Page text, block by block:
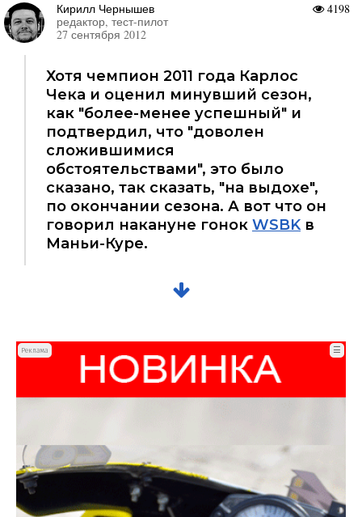
4198
Кирилл Чернышев
редактор, тест-пилот
27 сентября 2012
Хотя чемпион 2011 года Карлос
Чека и оценил минувший сезон,
как "более-менее успешный" и
подтвердил, что "доволен
сложившимися
обстоятельствами", это было
сказано, так сказать, "на выдохе",
по окончании сезона. А вот что он
говорил накануне гонок WSBKв
Маньи-Куре.
Реклама ☰